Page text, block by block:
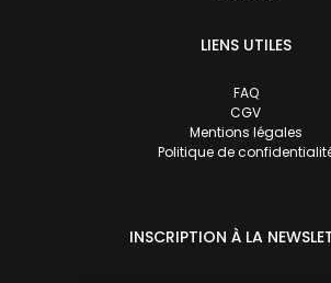
LIENS UTILES
FAQ
CGV
Mentions légales
Politique de
INSCRIPTION À LA